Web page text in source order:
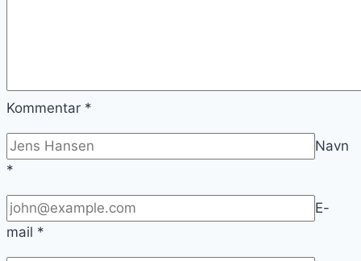
Kommentar *
Navn
*
E-
mail *